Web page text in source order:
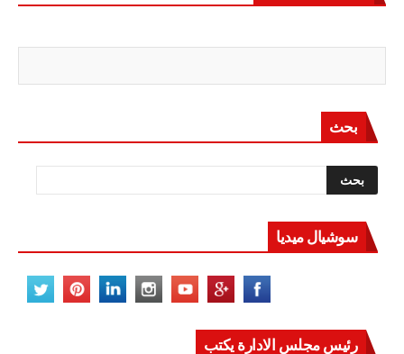
بحث
سوشيال ميديا
رئيس مجلس الادارة يكتب